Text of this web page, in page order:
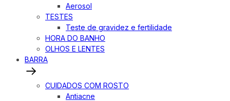
Aerosol
TESTES
Teste de gravidez e fertilidade
HORA DO BANHO
OLHOS E LENTES
BARRA
CUIDADOS COM ROSTO
Antiacne